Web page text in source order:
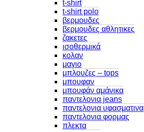
t-shirt
t-shirt polo
βερμουδες
βερμουδες αθλητικες
ζακετες
ισοθερμικά
κολαν
μαγιο
μπλουζες – tops
μπουφαν
μπουφάν αμάνικα
παντελονια jeans
παντελονια υφασματινα
παντελονια φορμας
πλεκτα